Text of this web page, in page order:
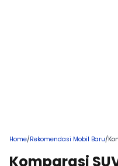
Home/Rekomendasi Mobil Baru/
Komparasi